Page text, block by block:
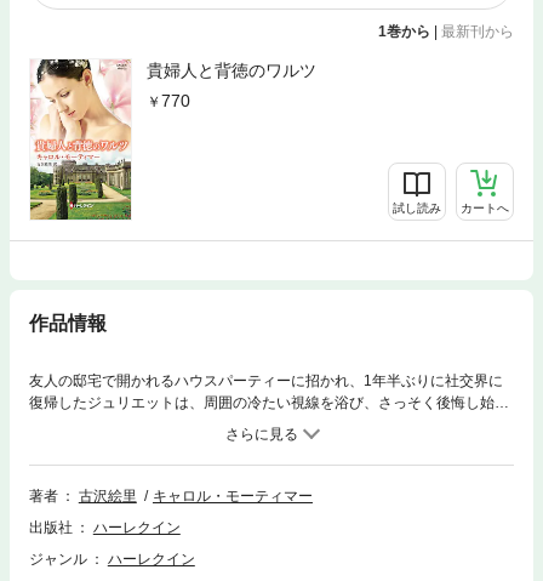
1巻から 最新刊から
貴婦人と背徳のワルツ
770
試し読み カートへ
作品情報
友人の邸宅で開かれるハウスパーティーに招かれ、1年半ぶりに社交界に
復帰したジュリエットは、周囲の冷たい視線を浴び、さっそく後悔し始め
ていた。そこへ、見目麗しいがやけになれなれしい紳士が、厚かましくも
エスコートを名乗り出てきた。セバスチャン・セントクレア卿――公爵家
の稀代の放蕩者。きっと女主人に説得されたか賭でもしているに違いな
い。黒い噂のつきまとうわたしと、かかわりたいはずがないのだから。不
いると、彼が物陰から現れた！■公爵家の三男坊として自由気ままに生き
てきた道楽者のセバスチャン。ところが遊びのはずの逢瀬は思いがけない
著者 古沢絵里
キャロル・モーティマー
出版社
ハーレクイン
ジャンル
ハーレクイン